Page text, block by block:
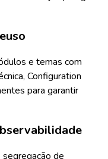
e temas com
Configuration
para garantir
de